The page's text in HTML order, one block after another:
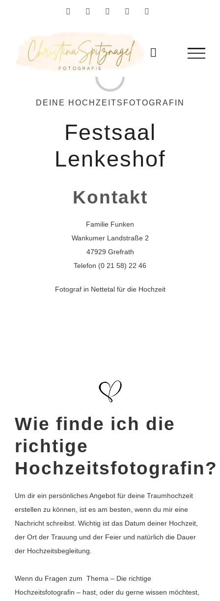
FacebookInstagramYouTubeFlickr
Loading...
DEINE HOCHZEITSFOTOGRAFIN
Festsaal
Lenkeshof
Kontakt
Familie Funken
Wankumer Landstraße 2
47929 Grefrath
Telefon (0 21 58) 22 46
Fotograf in Nettetal für die Hochzeit
Wie finde ich die
richtige
Hochzeitsfotografin?
Um dir ein persönliches Angebot für deine Traumhochzeit
erstellen zu können, ist es am besten, wenn du mir eine
Nachricht schreibst. Wichtig ist das Datum deiner Hochzeit,
der Ort der Trauung und der Feier und natürlich die Dauer
der Hochzeitsbegleitung.
Wenn du Fragen zum Thema – Die richtige
Hochzeitsfotografin – hast, oder du gerne wissen möchtest,